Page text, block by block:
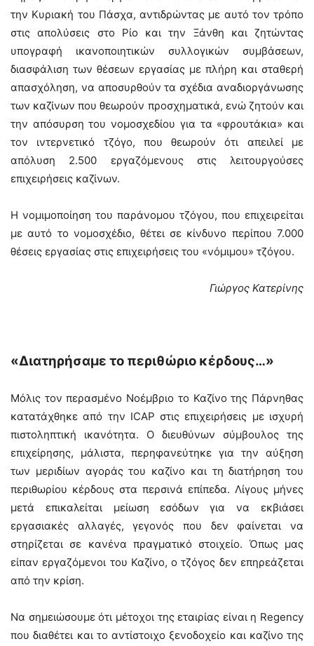
την Κυριακή του Πάσχα, αντιδρώντας με αυτό τον τρόπο
στις απολύσεις στο Ρίο και την Ξάνθη και ζητώντας
υπογραφή ικανοποιητικών συλλογικών συμβάσεων,
διασφάλιση των θέσεων εργασίας με πλήρη και σταθερή
απασχόληση, να αποσυρθούν τα σχέδια αναδιοργάνωσης
των καζίνων που θεωρούν προσχηματικά, ενώ ζητούν και
την απόσυρση του νομοσχεδίου για τα «φρουτάκια» και
τον ιντερνετικό τζόγο, που θεωρούν ότι απειλεί με
απόλυση 2.500 εργαζόμενους στις λειτουργούσες
επιχειρήσεις καζίνων.
Η νομιμοποίηση του παράνομου τζόγου, που επιχειρείται
με αυτό το νομοσχέδιο, θέτει σε κίνδυνο περίπου 7.000
θέσεις εργασίας στις επιχειρήσεις του «νόμιμου» τζόγου.
Γιώργος Κατερίνης
«Διατηρήσαμε το περιθώριο κέρδους…»
Μόλις τον περασμένο Νοέμβριο το Καζίνο της Πάρνηθας
κατατάχθηκε από την ICAP στις επιχειρήσεις με ισχυρή
πιστοληπτική ικανότητα. Ο διευθύνων σύμβουλος της
επιχείρησης, μάλιστα, περηφανεύτηκε για την αύξηση
των μεριδίων αγοράς του καζίνο και τη διατήρηση του
περιθωρίου κέρδους στα περσινά επίπεδα. Λίγους μήνες
μετά επικαλείται μείωση εσόδων για να εκβιάσει
εργασιακές αλλαγές, γεγονός που δεν φαίνεται να
στηρίζεται σε κανένα πραγματικό στοιχείο. Όπως μας
είπαν εργαζόμενοι του Καζίνο, ο τζόγος δεν επηρεάζεται
από την κρίση.
Να σημειώσουμε ότι μέτοχοι της εταιρίας είναι η Regency
που διαθέτει και το αντίστοιχο ξενοδοχείο και καζίνο της